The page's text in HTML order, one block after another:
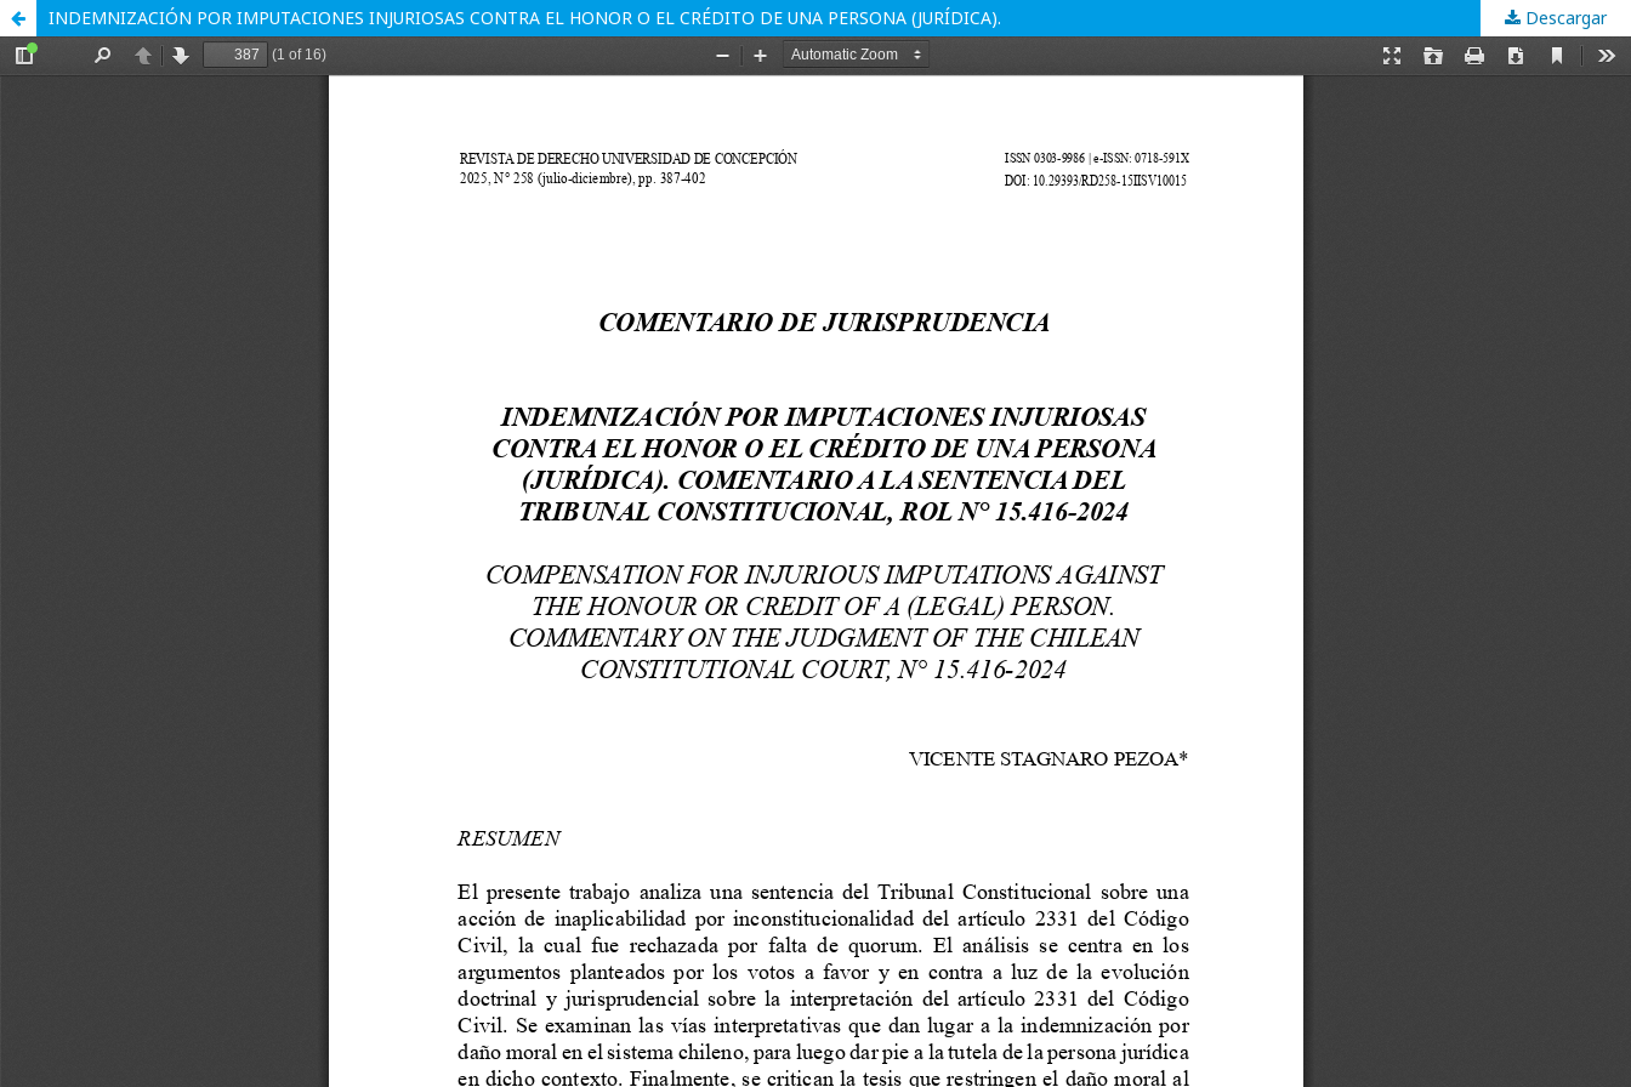
INDEMNIZACIÓN POR IMPUTACIONES INJURIOSAS CONTRA EL HONOR O EL CRÉDITO DE UNA PERSONA (JURÍDICA). Descargar